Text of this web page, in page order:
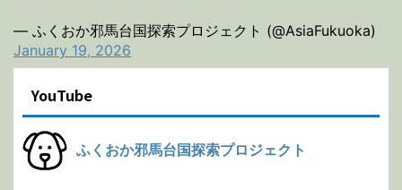
— ふくおか邪馬台国探索プロジェクト (@AsiaFukuoka)
January 19, 2026
YouTube
ふくおか邪馬台国探索プロジェクト